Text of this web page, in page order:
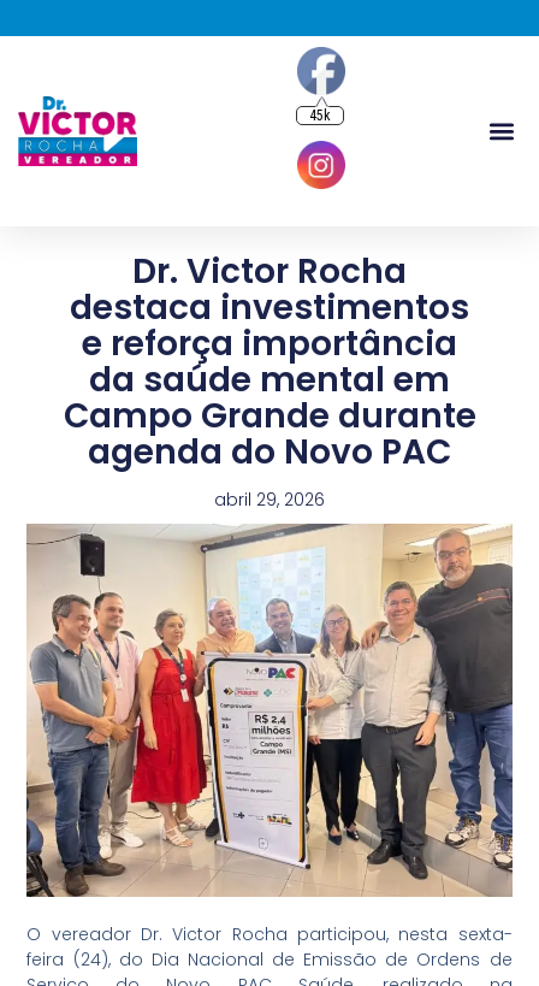
Dr. Victor Rocha
destaca investimentos
e reforça importância
da saúde mental em
Campo Grande durante
agenda do Novo PAC
abril 29, 2026
O vereador Dr. Victor Rocha participou, nesta sexta-
feira (24), do Dia Nacional de Emissão de Ordens de
45k